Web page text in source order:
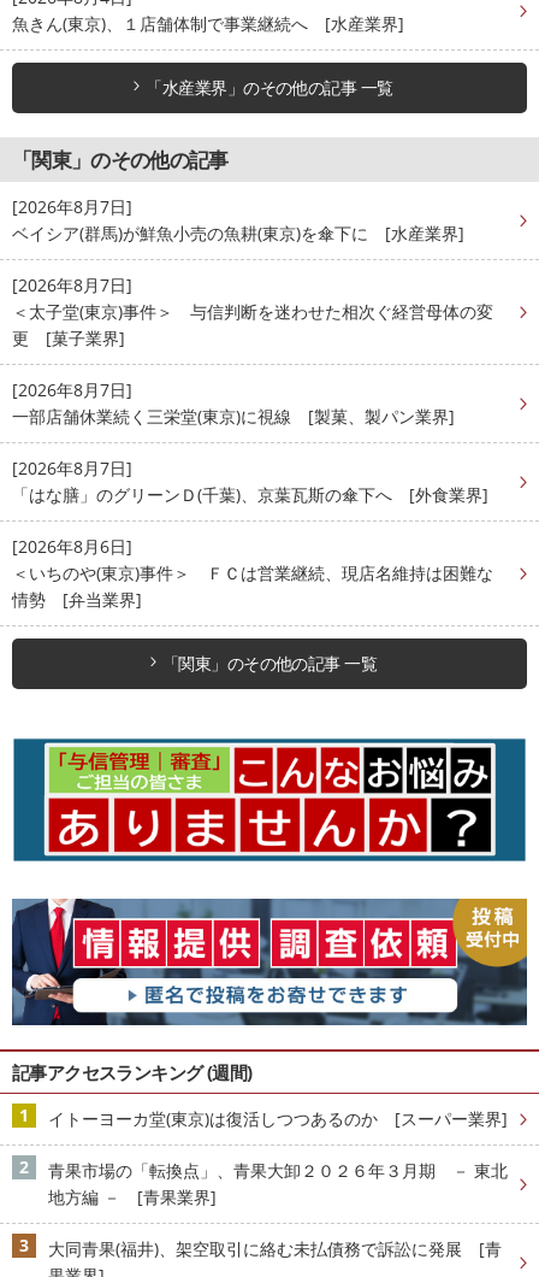
魚きん(東京)、１店舗体制で事業継続へ [水産業界]
「水産業界」のその他の記事 一覧
「関東」のその他の記事
[2026年8月7日]
ベイシア(群馬)が鮮魚小売の魚耕(東京)を傘下に [水産業界]
[2026年8月7日]
＜太子堂(東京)事件＞ 与信判断を迷わせた相次ぐ経営母体の変
更 [菓子業界]
[2026年8月7日]
一部店舗休業続く三栄堂(東京)に視線 [製菓、製パン業界]
[2026年8月7日]
「はな膳」のグリーンＤ(千葉)、京葉瓦斯の傘下へ [外食業界]
[2026年8月6日]
＜いちのや(東京)事件＞ ＦＣは営業継続、現店名維持は困難な
情勢 [弁当業界]
「関東」のその他の記事 一覧
記事アクセスランキング (週間)
イトーヨーカ堂(東京)は復活しつつあるのか [スーパー業界]
青果市場の「転換点」、青果大卸２０２６年３月期 － 東北
地方編 － [青果業界]
大同青果(福井)、架空取引に絡む未払債務で訴訟に発展 [青